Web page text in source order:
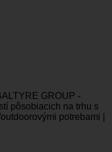
GROUP -
pôsobiacich na trhu s
potrebami |